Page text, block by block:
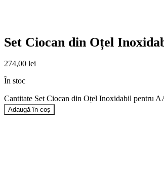
Set Ciocan din Oțel
274,00 lei
În stoc
Cantitate Set Ciocan din Oțel Inoxidabil pentru
Adaugă în coș